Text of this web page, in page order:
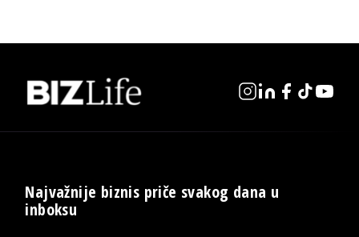
Najvažnije biznis priče svakog dana u
inboksu